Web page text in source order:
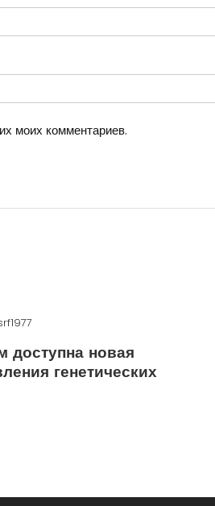
моих комментариев.
доступна новая
генетических